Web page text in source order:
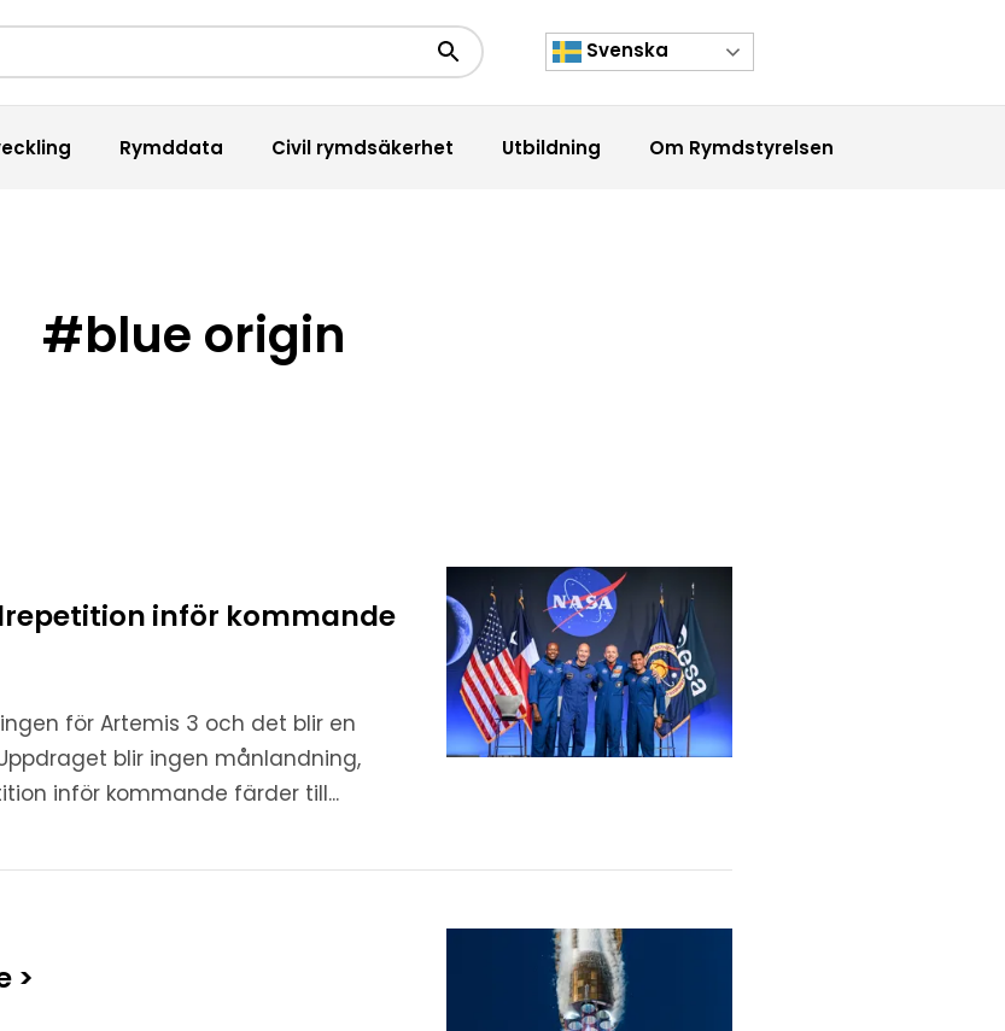
Sökknapp Svenska
Rymddata Civil rymdsäkerhet Utbildning Om Rymdstyrelsen
#blue origin
inför kommande
för Artemis 3 och det blir en
blir ingen månlandning,
inför kommande färder till...
>